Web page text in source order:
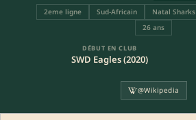
2eme ligne Sud-Africain Natal Sharks
26 ans
DÉBUT EN CLUB
SWD Eagles (2020)
@Wikipedia